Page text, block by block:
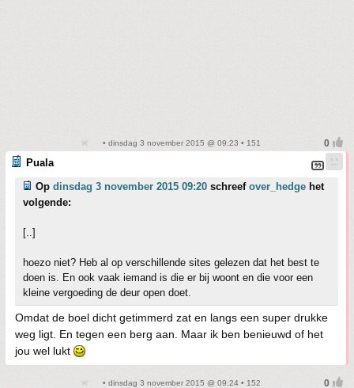
• dinsdag 3 november 2015 @ 09:23 • 151
Puala
Op dinsdag 3 november 2015 09:20 schreef over_hedge het
volgende:
[..]
hoezo niet? Heb al op verschillende sites gelezen dat het best te
doen is. En ook vaak iemand is die er bij woont en die voor een
kleine vergoeding de deur open doet.
Omdat de boel dicht getimmerd zat en langs een super drukke
weg ligt. En tegen een berg aan. Maar ik ben benieuwd of het
jou wel lukt
• dinsdag 3 november 2015 @ 09:24 • 152